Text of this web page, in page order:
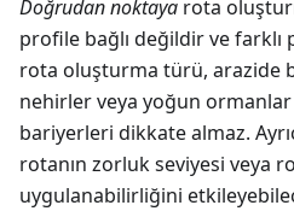
Doğrudan noktaya rota
profile bağlı değildir ve farklı
rota oluşturma türü, arazide
nehirler veya yoğun
bariyerleri dikkate almaz.
rotanın zorluk seviyesi veya
uygulanabilirliğini